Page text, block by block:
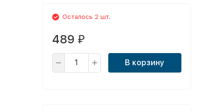
Осталось 2 шт.
489 ₽
В корзину